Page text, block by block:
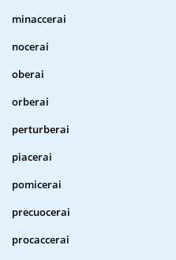
minaccerai
nocerai
oberai
orberai
perturberai
piacerai
pomicerai
precuocerai
procaccerai